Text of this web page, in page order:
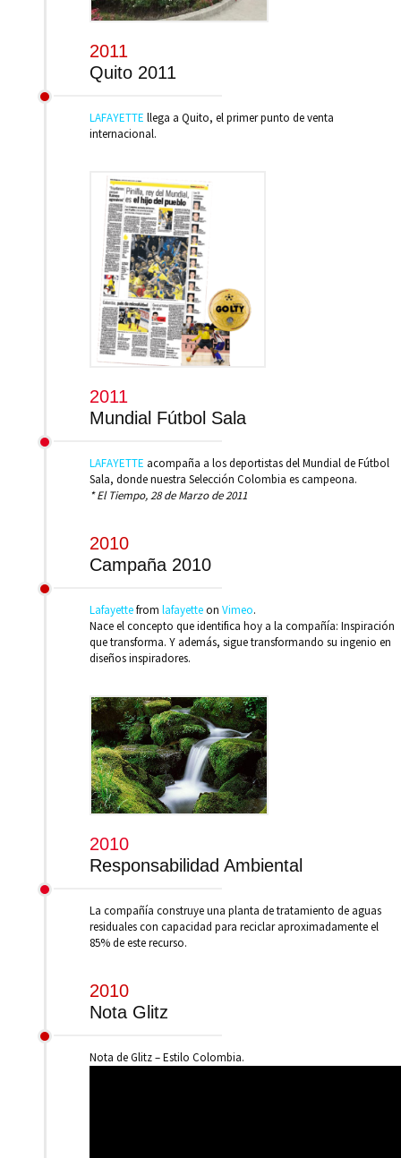
2011
Quito 2011
LAFAYETTE llega a Quito, el primer punto de venta
internacional.
2011
Mundial Fútbol Sala
LAFAYETTE acompaña a los deportistas del Mundial de Fútbol
Sala, donde nuestra Selección Colombia es campeona.
* El Tiempo, 28 de Marzo de 2011
2010
Campaña 2010
Lafayettefrom lafayetteon Vimeo.
Nace el concepto que identifica hoy a la compañía: Inspiración
que transforma. Y además, sigue transformando su ingenio en
diseños inspiradores.
2010
Responsabilidad Ambiental
La compañía construye una planta de tratamiento de aguas
residuales con capacidad para reciclar aproximadamente el
85% de este recurso.
2010
Nota Glitz
Nota de Glitz – Estilo Colombia.